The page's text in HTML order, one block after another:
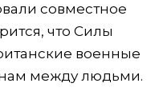
совместное
что Силы
военные
между людьми.